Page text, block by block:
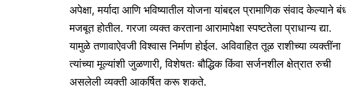
अपेक्षा, मर्यादा आणि भविष्यातील योजना यांबद्दल प्रामाणिक संवाद केल्याने
मजबूत होतील. गरजा व्यक्त करताना आरामापेक्षा स्पष्टतेला प्राधान्य द्या.
यामुळे तणावाऐवजी विश्वास निर्माण होईल. अविवाहित तूळ राशीच्या व्यक्तींना
त्यांच्या मूल्यांशी जुळणारी, विशेषतः बौद्धिक किंवा सर्जनशील क्षेत्रात रुची
असलेली व्यक्ती आकर्षित करू शकते.